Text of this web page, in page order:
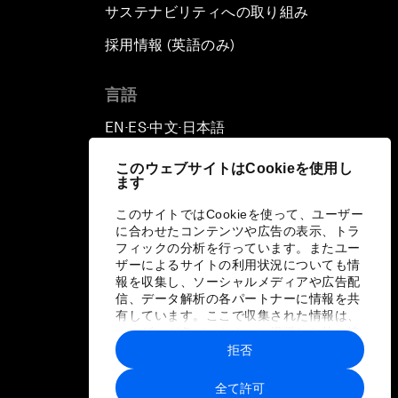
このウェブサイトはCookieを使用し
ます
このサイトではCookieを使って、ユーザー
に合わせたコンテンツや広告の表示、トラ
フィックの分析を行っています。またユー
ザーによるサイトの利用状況についても情
報を収集し、ソーシャルメディアや広告配
信、データ解析の各パートナーに情報を共
有しています。ここで収集された情報は、
ユーザーが各パートナーに提供した他の情
報や各パートナーのサービスを使用した際
に収集された情報と組み合わされ、各パー
トナーによって使用されることがありま
全て許可
拒否
サステナビリティへの取り組み
採用情報 (英語のみ)
言語
EN ▪ ES▪中文▪ 日本語